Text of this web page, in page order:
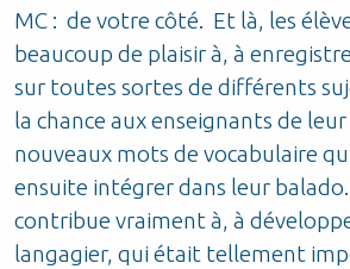
MC : de votre côté. Et là, les
beaucoup de plaisir à, à
sur toutes sortes de différents
la chance aux enseignants de
nouveaux mots de vocabulaire
ensuite intégrer dans leur
contribue vraiment à, à
langagier, qui était tellement